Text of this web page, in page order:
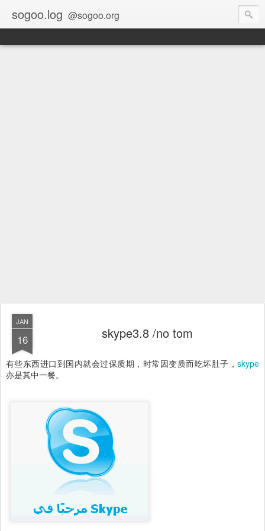
sogoo.log @sogoo.org
JAN
16 skype3.8 /no tom
有些东西进口到国内就会过保质期，时常因变质而吃坏肚子， skype
亦是其中一餐。